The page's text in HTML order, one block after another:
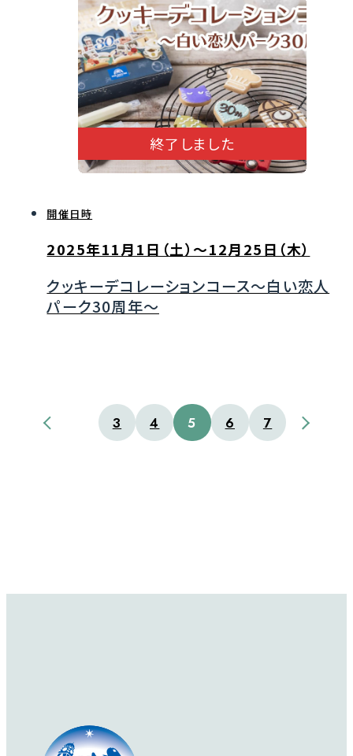
終了しました
開催日時
2025年11月1日（土）～12月25日（木）
クッキーデコレーションコース～白い恋人
パーク30周年～
3 4 5 6 7